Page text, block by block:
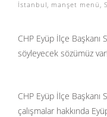
İstanbul, manşet menü ,
CHP Eyüp İlçe Başkanı
söyleyecek sözümüz
CHP Eyüp İlçe
çalışmalar hakkında